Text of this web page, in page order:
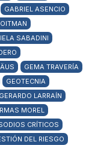
GABRIEL ASENCIO
SABADINI
GEMA TRAVERÍA
GEOTECNIA
GERARDO LARRAÍN
MOREL
CRÍTICOS
DEL RIESGO